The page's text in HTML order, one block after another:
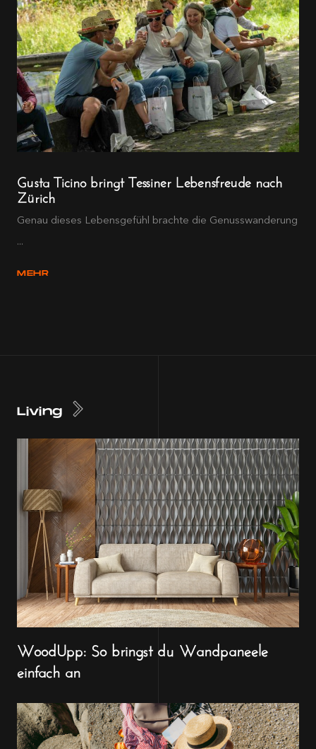
Gusta Ticino bringt Tessiner Lebensfreude nach
Zürich
Genau dieses Lebensgefühl brachte die Genusswanderung
...
MEHR
Living
WoodUpp: So bringst du Wandpaneele
einfach an